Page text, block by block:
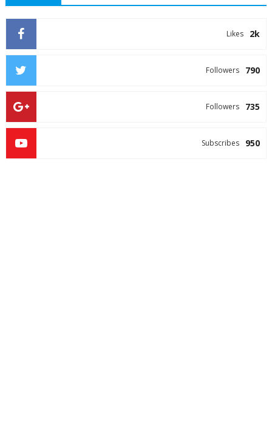
2k
Likes
790
Followers
735
Followers
950
Subscribes